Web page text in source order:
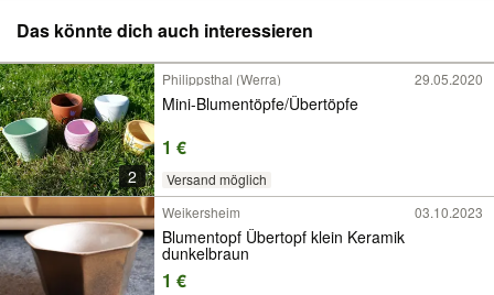
Das könnte dich auch interessieren
2
Philippsthal (Werra) 29.05.2020
Mini-Blumentöpfe/Übertöpfe
1 €
Versand möglich
Weikersheim 03.10.2023
Blumentopf Übertopf klein Keramik
dunkelbraun
1 €